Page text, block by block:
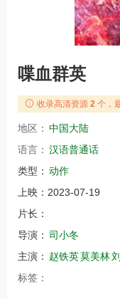
喋血群英
收录高清资源 2 个，
地区： 中国大陆
语言： 汉语普通话
类型： 动作
上映： 2023-07-19
片长：
导演： 司小冬
主演： 赵铁英莫美林
标签：